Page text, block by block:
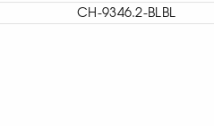
CH-9346.2-BLBL